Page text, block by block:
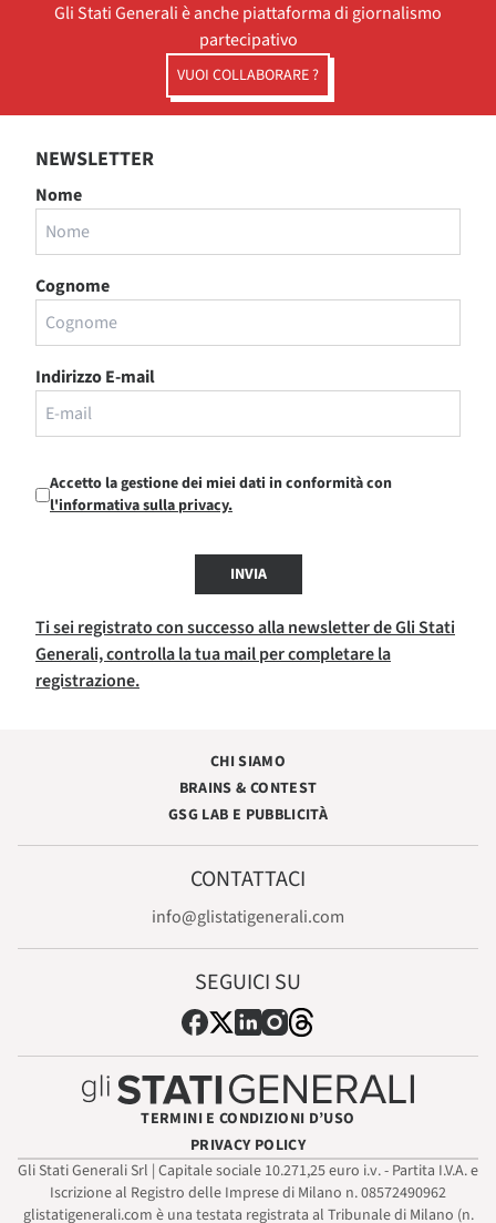
Gli Stati Generali è anche piattaforma di giornalismo
partecipativo
VUOI COLLABORARE ?
NEWSLETTER
Nome
Cognome
Indirizzo E-mail
Accetto la gestione dei miei dati in conformità con
l'informativa sulla privacy.
INVIA
Ti sei registrato con successo alla newsletter de Gli Stati
Generali, controlla la tua mail per completare la
registrazione.
CHI SIAMO
BRAINS & CONTEST
GSG LAB E PUBBLICITÀ
CONTATTACI
info@glistatigenerali.com
SEGUICI SU
TERMINI E CONDIZIONI D’USO
PRIVACY POLICY
Gli Stati Generali Srl | Capitale sociale 10.271,25 euro i.v. - Partita I.V.A. e
Iscrizione al Registro delle Imprese di Milano n. 08572490962
glistatigenerali.com è una testata registrata al Tribunale di Milano (n.